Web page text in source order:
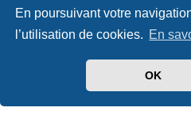
En poursuivant votre
l’utilisation de cookies. En
OK